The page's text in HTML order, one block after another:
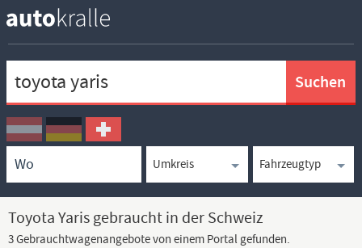
Ortssuche
Umkreissuche
Typsuche
Toyota Yaris gebraucht in der Schweiz
3 Gebrauchtwagenangebote von einem Portal gefunden.